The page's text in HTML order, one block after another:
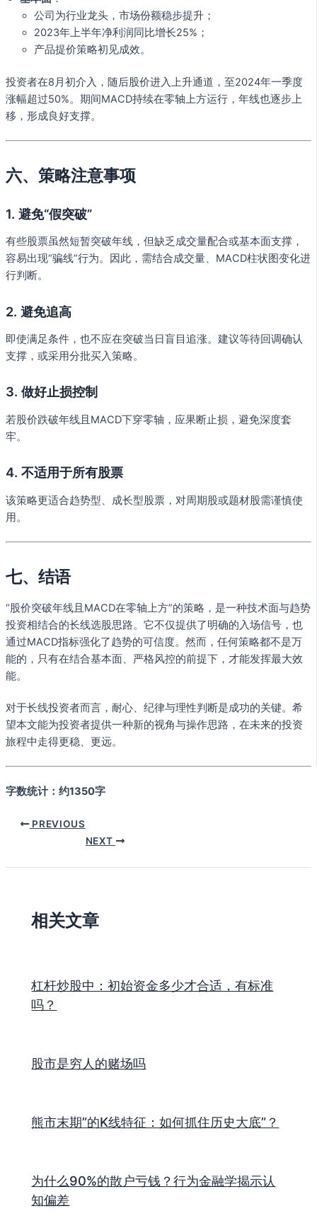
公司为行业龙头，市场份额稳步提升；
2023年上半年净利润同比增长25%；
产品提价策略初见成效。
投资者在8月初介入，随后股价进入上升通道，至2024年一季度
涨幅超过50%。期间MACD持续在零轴上方运行，年线也逐步上
移，形成良好支撑。
六、策略注意事项
1. 避免“假突破”
有些股票虽然短暂突破年线，但缺乏成交量配合或基本面支撑，
容易出现“骗线”行为。因此，需结合成交量、MACD柱状图变化进
行判断。
2. 避免追高
即使满足条件，也不应在突破当日盲目追涨。建议等待回调确认
支撑，或采用分批买入策略。
3. 做好止损控制
若股价跌破年线且MACD下穿零轴，应果断止损，避免深度套
牢。
4. 不适用于所有股票
该策略更适合趋势型、成长型股票，对周期股或题材股需谨慎使
用。
七、结语
“股价突破年线且MACD在零轴上方”的策略，是一种技术面与趋势
投资相结合的长线选股思路。它不仅提供了明确的入场信号，也
通过MACD指标强化了趋势的可信度。然而，任何策略都不是万
能的，只有在结合基本面、严格风控的前提下，才能发挥最大效
能。
对于长线投资者而言，耐心、纪律与理性判断是成功的关键。希
望本文能为投资者提供一种新的视角与操作思路，在未来的投资
旅程中走得更稳、更远。
字数统计：约1350字
PREVIOUS
NEXT
相关文章
杠杆炒股中：初始资金多少才合适，有标准
吗？
股市是穷人的赌场吗
熊市末期”的K线特征：如何抓住历史大底”？
为什么90%的散户亏钱？行为金融学揭示认
知偏差